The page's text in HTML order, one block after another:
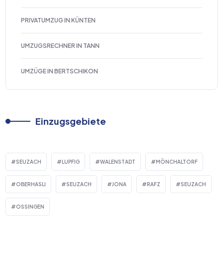
PRIVATUMZUG IN KÜNTEN
UMZUGSRECHNER IN TANN
UMZÜGE IN BERTSCHIKON
Einzugsgebiete
SEUZACH LUPFIG WALENSTADT MÖNCHALTORF
OBERHASLI SEUZACH JONA RAFZ SEUZACH
OSSINGEN